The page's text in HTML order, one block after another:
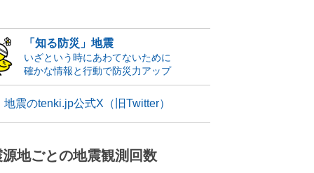
「知る防災」地震
いざという時にあわてないために
確かな情報と行動で防災力アップ
地震のtenki.jp公式X（旧Twitter）
源地ごとの地震観測回数